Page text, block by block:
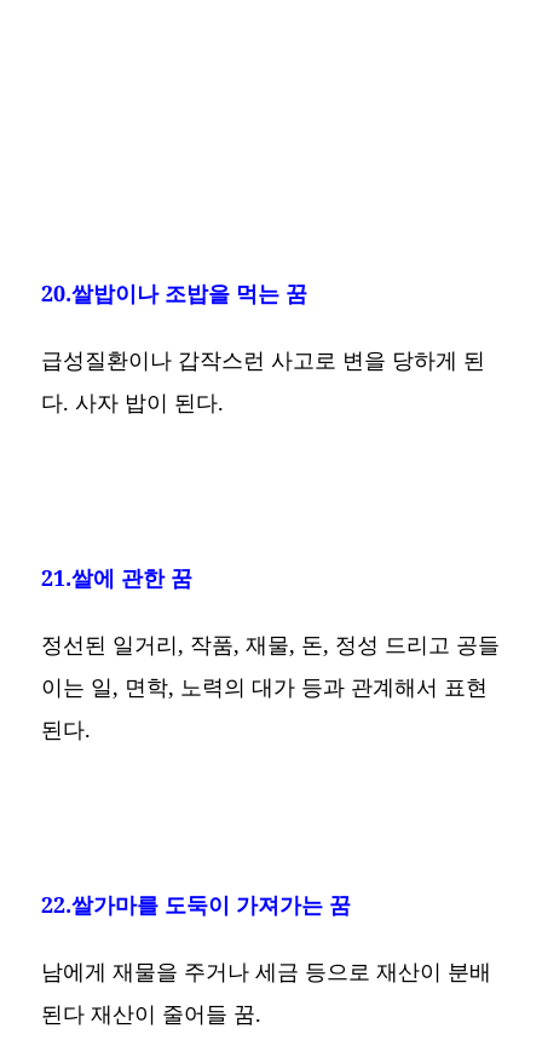
20.쌀밥이나 조밥을 먹는 꿈
급성질환이나 갑작스런 사고로 변을 당하게 된
다. 사자 밥이 된다.
21.쌀에 관한 꿈
정선된 일거리, 작품, 재물, 돈, 정성 드리고 공들
이는 일, 면학, 노력의 대가 등과 관계해서 표현
된다.
22.쌀가마를 도둑이 가져가는 꿈
남에게 재물을 주거나 세금 등으로 재산이 분배
된다 재산이 줄어들 꿈.